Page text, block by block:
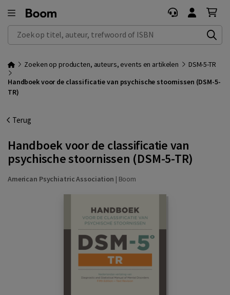
Zoek op titel, auteur, trefwoord of ISBN
Zoeken op producten, auteurs, events en artikelen
DSM-5-TR
Handboek voor de classificatie van psychische stoornissen (DSM-5-
TR)
Terug
Handboek voor de classificatie van
psychische stoornissen (DSM-5-TR)
American Psychiatric Association | Boom